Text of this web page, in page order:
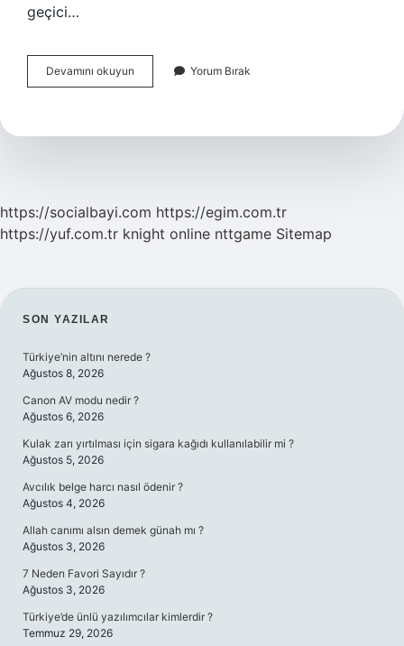
geçici…
Devamını okuyun
Yorgunluğu
Yorum Bırak
https://socialbayi.com https://egim.com.tr
https://yuf.com.tr knight online nttgame Sitemap
SIDEBAR
SON YAZILAR
Türkiye’nin altını nerede ?
Ağustos 8, 2026
Canon AV modu nedir ?
Ağustos 6, 2026
Kulak zarı yırtılması için sigara kağıdı kullanılabilir mi ?
Ağustos 5, 2026
Avcılık belge harcı nasıl ödenir ?
Ağustos 4, 2026
Allah canımı alsın demek günah mı ?
Ağustos 3, 2026
7 Neden Favori Sayıdır ?
Ağustos 3, 2026
Türkiye’de ünlü yazılımcılar kimlerdir ?
Temmuz 29, 2026